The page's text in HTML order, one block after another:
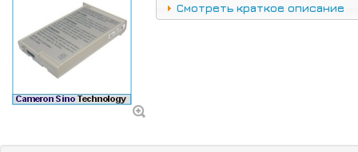
Смотреть краткое описание